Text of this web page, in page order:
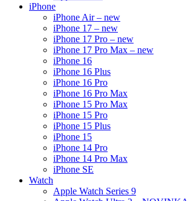
iPhone
iPhone Air – new
iPhone 17 – new
iPhone 17 Pro – new
iPhone 17 Pro Max – new
iPhone 16
iPhone 16 Plus
iPhone 16 Pro
iPhone 16 Pro Max
iPhone 15 Pro Max
iPhone 15 Pro
iPhone 15 Plus
iPhone 15
iPhone 14 Pro
iPhone 14 Pro Max
iPhone SE
Watch
Apple Watch Series 9